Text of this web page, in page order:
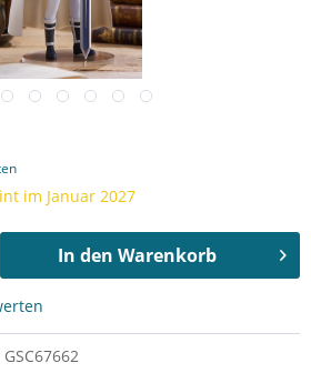
im Januar 2027
In den Warenkorb
GSC67662